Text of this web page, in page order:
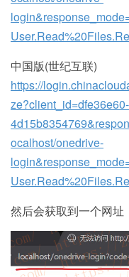
中国版(世纪互联)
https://
ocalhost/onedrive-
然后会获取到一个网址